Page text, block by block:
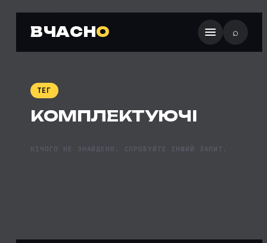
ВЧАСНО ⌕
ТЕГ
КОМПЛЕКТУЮЧІ
НІЧОГО НЕ ЗНАЙДЕНО. СПРОБУЙТЕ ІНШИЙ ЗАПИТ.